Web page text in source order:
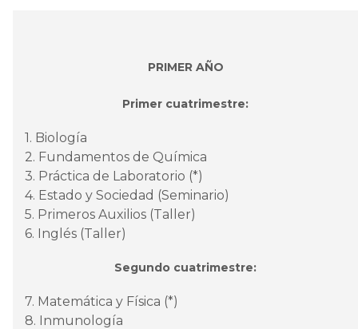
PRIMER AÑO
Primer cuatrimestre:
1. Biología
2. Fundamentos de Química
3. Práctica de Laboratorio (*)
4. Estado y Sociedad (Seminario)
5. Primeros Auxilios (Taller)
6. Inglés (Taller)
Segundo cuatrimestre:
7. Matemática y Física (*)
8. Inmunología